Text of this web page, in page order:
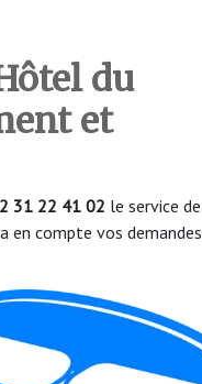
du
et
31 22 41 02 le service de
compte vos demandes